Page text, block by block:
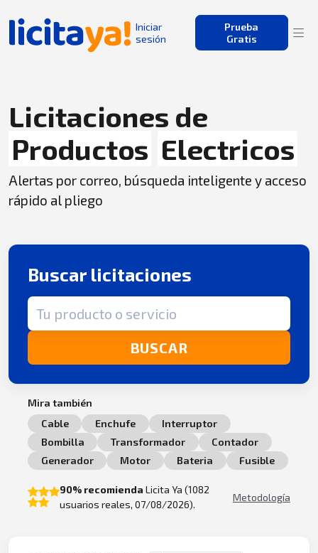
Iniciar
sesión
Prueba
Gratis
Licitaciones de
Productos Electricos
Alertas por correo, búsqueda inteligente y acceso
rápido al pliego
Buscar licitaciones
Término de búsqueda
BUSCAR
Mira también
Cable
Enchufe
Interruptor
Bombilla
Transformador
Contador
Generador
Motor Bateria Fusible
90% recomienda Licita Ya (1082
usuarios reales, 07/08/2026).
Metodología